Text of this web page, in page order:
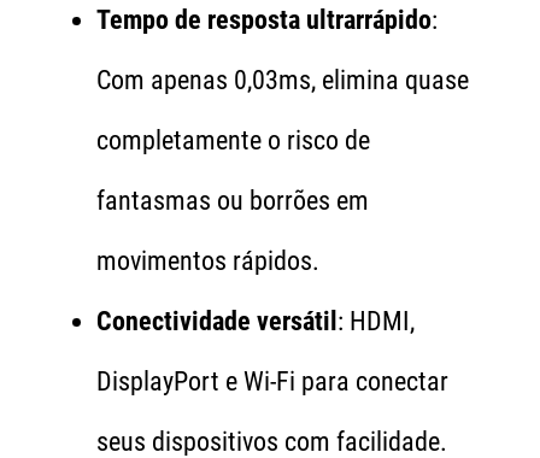
Tempo de resposta ultrarrápido:
Com apenas 0,03ms, elimina quase
completamente o risco de
fantasmas ou borrões em
movimentos rápidos.
Conectividade versátil : HDMI,
DisplayPort e Wi-Fi para conectar
seus dispositivos com facilidade.